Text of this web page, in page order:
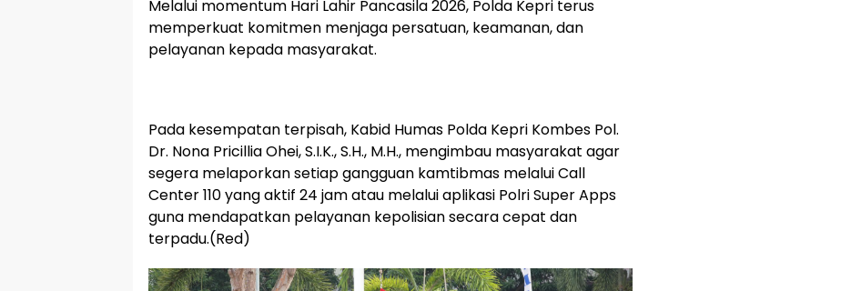
‎Melalui momentum Hari Lahir Pancasila 2026, Polda Kepri terus
memperkuat komitmen menjaga persatuan, keamanan, dan
pelayanan kepada masyarakat.
‎Pada kesempatan terpisah, Kabid Humas Polda Kepri Kombes Pol.
Dr. Nona Pricillia Ohei, S.I.K., S.H., M.H., mengimbau masyarakat agar
segera melaporkan setiap gangguan kamtibmas melalui Call
Center 110 yang aktif 24 jam atau melalui aplikasi Polri Super Apps
guna mendapatkan pelayanan kepolisian secara cepat dan
terpadu.(Red)